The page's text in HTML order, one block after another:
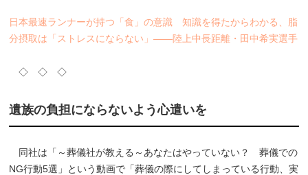
日本最速ランナーが持つ「食」の意識 知識を得たからわかる、脂
分摂取は「ストレスにならない」――陸上中長距離・田中希実選手
◇ ◇ ◇
遺族の負担にならないよう心遣いを
同社は「～葬儀社が教える～あなたはやっていない？ 葬儀での
NG行動5選」という動画で「葬儀の際にしてしまっている行動、実